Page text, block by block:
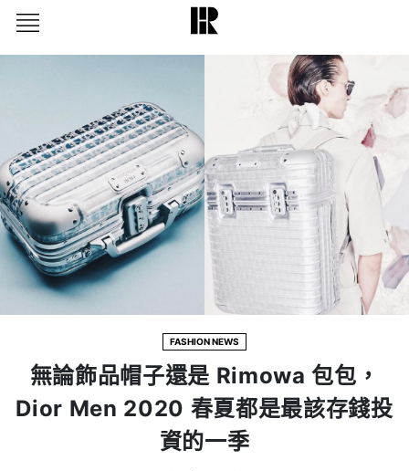
FASHION NEWS
無論飾品帽子還是 Rimowa 包包，
Dior Men 2020 春夏都是最該存錢投
資的一季